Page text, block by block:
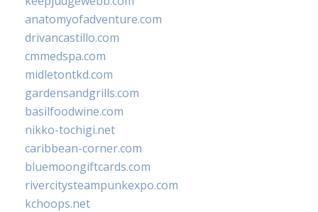
anatomyofadventure.com
drivancastillo.com
cmmedspa.com
midletontkd.com
gardensandgrills.com
basilfoodwine.com
nikko-tochigi.net
caribbean-corner.com
bluemoongiftcards.com
rivercitysteampunkexpo.com
kchoops.net